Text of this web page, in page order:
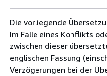
Die vorliegende
Im Falle eines Konflikts
zwischen dieser
englischen Fassung
Verzögerungen bei der